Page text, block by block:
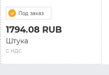
Под заказ
с ндс
1794.08 RUB
Штука